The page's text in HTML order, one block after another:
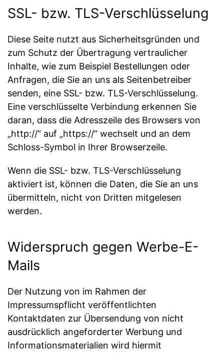
SSL- bzw. TLS-Verschlüsselung
Diese Seite nutzt aus Sicherheitsgründen und
zum Schutz der Übertragung vertraulicher
Inhalte, wie zum Beispiel Bestellungen oder
Anfragen, die Sie an uns als Seitenbetreiber
senden, eine SSL- bzw. TLS-Verschlüsselung.
Eine verschlüsselte Verbindung erkennen Sie
daran, dass die Adresszeile des Browsers von
„http://“ auf „https://“ wechselt und an dem
Schloss-Symbol in Ihrer Browserzeile.
Wenn die SSL- bzw. TLS-Verschlüsselung
aktiviert ist, können die Daten, die Sie an uns
übermitteln, nicht von Dritten mitgelesen
werden.
Widerspruch gegen Werbe-E-
Mails
Der Nutzung von im Rahmen der
Impressumspflicht veröffentlichten
Kontaktdaten zur Übersendung von nicht
ausdrücklich angeforderter Werbung und
Informationsmaterialien wird hiermit